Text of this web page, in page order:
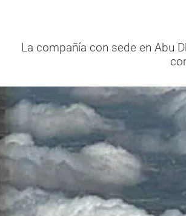
La compañía con sede en Abu